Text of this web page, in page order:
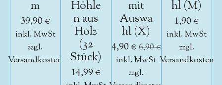
m
39,90 €
inkl. MwSt
zzgl.
Versandkosten
Höhle
n aus
Holz
(32
Stück)
14,99 €
mit
Auswa
hl (X)
4,90 € 6,90 €
inkl. MwSt
zzgl.
hl (M)
1,90 €
inkl. MwSt
zzgl.
Versandkosten